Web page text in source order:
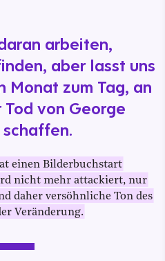
arbeiten,
aber lasst uns
Monat zum Tag, an
Tod von George
einen Bilderbuchstart
nicht mehr attackiert, nur
daher versöhnliche Ton des
Veränderung.